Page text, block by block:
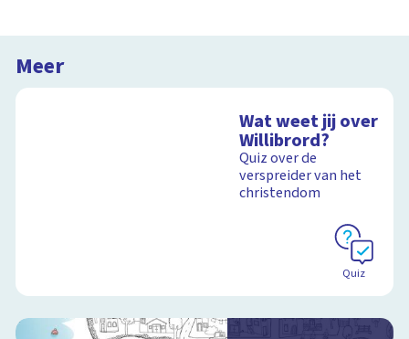
Meer
Wat weet jij over
Willibrord?
Quiz over de
verspreider van het
christendom
Quiz